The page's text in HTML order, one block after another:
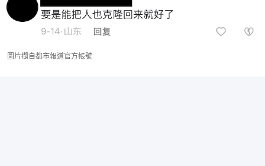
圖片擷自都市報道官方帳號